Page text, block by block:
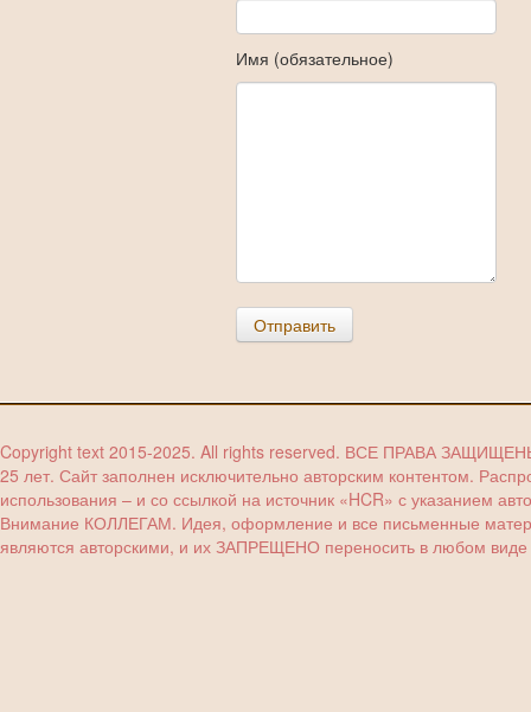
Имя (обязательное)
Отправить
Copyright text 2015-2025. All rights reserved. ВСЕ ПРАВА
25 лет. Сайт заполнен исключительно авторским контентом.
использования – и со ссылкой на источник «HCR» с указанием
Внимание КОЛЛЕГАМ. Идея, оформление и все письменные
являются авторскими, и их ЗАПРЕЩЕНО переносить в любом виде